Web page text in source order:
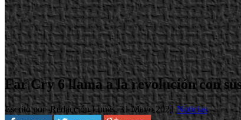
Far Cry 6 llama a la revolución con
Escrito por RedacciónLunes, 31 Mayo 2021Noticias